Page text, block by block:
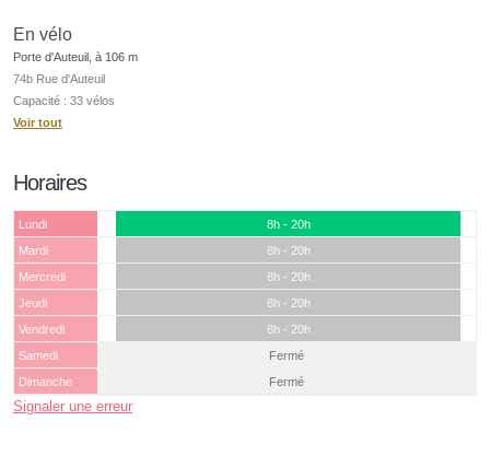
En vélo
Porte d'Auteuil, à 106 m
74b Rue d'Auteuil
Capacité : 33 vélos
Voir tout
Horaires
Lundi
8h - 20h
Mardi
8h - 20h
Mercredi
8h - 20h
Jeudi
8h - 20h
Vendredi
8h - 20h
Samedi
Fermé
Dimanche
Fermé
Signaler une erreur